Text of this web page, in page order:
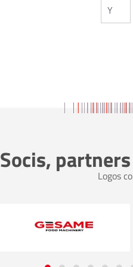
Y
Socis,
Logos